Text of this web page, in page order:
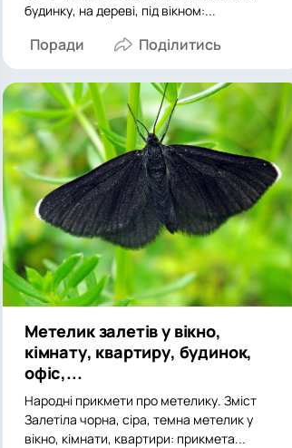
будинку, на дереві, під вікном:...
Поради
Метелик залетів у вікно,
кімнату, квартиру, будинок,
офіс,...
Народні прикмети про метелику. Зміст
Залетіла чорна, сіра, темна метелик у
вікно, кімнати, квартири: прикмета...